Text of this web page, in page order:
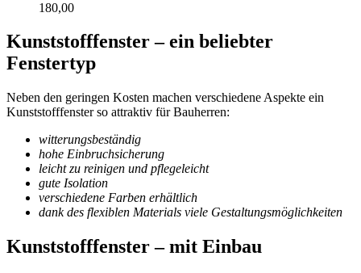
180,00
Kunststofffenster – ein beliebter
Fenstertyp
Neben den geringen Kosten machen verschiedene Aspekte ein
Kunststofffenster so attraktiv für Bauherren:
witterungsbeständig
hohe Einbruchsicherung
leicht zu reinigen und pflegeleicht
gute Isolation
verschiedene Farben erhältlich
dank des flexiblen Materials viele Gestaltungsmöglichkeiten
Kunststofffenster – mit Einbau